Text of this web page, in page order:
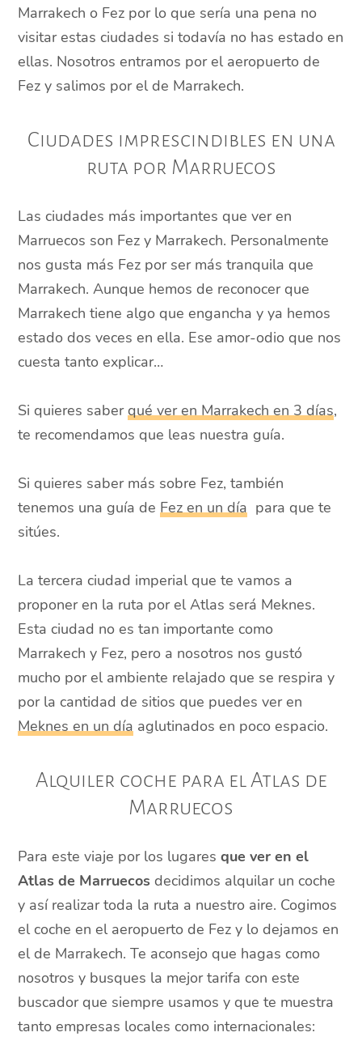
Marrakech o Fez por lo que sería una pena no
visitar estas ciudades si todavía no has estado en
ellas. Nosotros entramos por el aeropuerto de
Fez y salimos por el de Marrakech.
Ciudades imprescindibles en una
ruta por Marruecos
Las ciudades más importantes que ver en
Marruecos son Fez y Marrakech. Personalmente
nos gusta más Fez por ser más tranquila que
Marrakech. Aunque hemos de reconocer que
Marrakech tiene algo que engancha y ya hemos
estado dos veces en ella. Ese amor-odio que nos
cuesta tanto explicar…
Si quieres saberqué ver en Marrakech en 3 días,
te recomendamos que leas nuestra guía.
Si quieres saber más sobre Fez, también
tenemos una guía deFez en un día para que te
sitúes.
La tercera ciudad imperial que te vamos a
proponer en la ruta por el Atlas será Meknes.
Esta ciudad no es tan importante como
Marrakech y Fez, pero a nosotros nos gustó
mucho por el ambiente relajado que se respira y
por la cantidad de sitios que puedes ver en
Meknes en un día aglutinados en poco espacio.
Alquiler coche para el Atlas de
Marruecos
Para este viaje por los lugaresque ver en el
Atlas de Marruecos decidimos alquilar un coche
y así realizar toda la ruta a nuestro aire. Cogimos
el coche en el aeropuerto de Fez y lo dejamos en
el de Marrakech. Te aconsejo que hagas como
nosotros y busques la mejor tarifa con este
buscador que siempre usamos y que te muestra
tanto empresas locales como internacionales: